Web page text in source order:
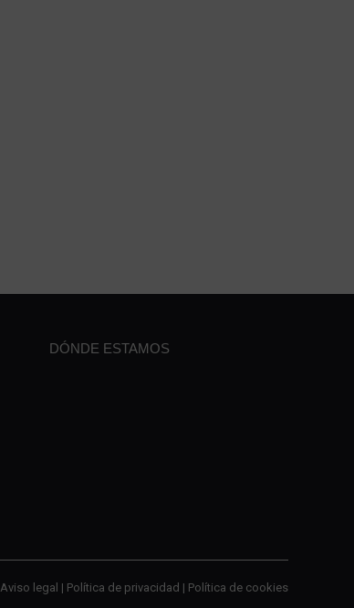
DÓNDE ESTAMOS
Aviso legal | Política de privacidad | Política de cookies